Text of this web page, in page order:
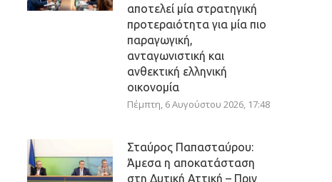
αποτελεί μία στρατηγική
προτεραιότητα για μία πιο
παραγωγική,
ανταγωνιστική και
ανθεκτική ελληνική
οικονομία
Πέμπτη, 6 Αυγούστου 2026, 17:48
Σταύρος Παπασταύρου:
Άμεσα η αποκατάσταση
στη Δυτική Αττική – Πριν